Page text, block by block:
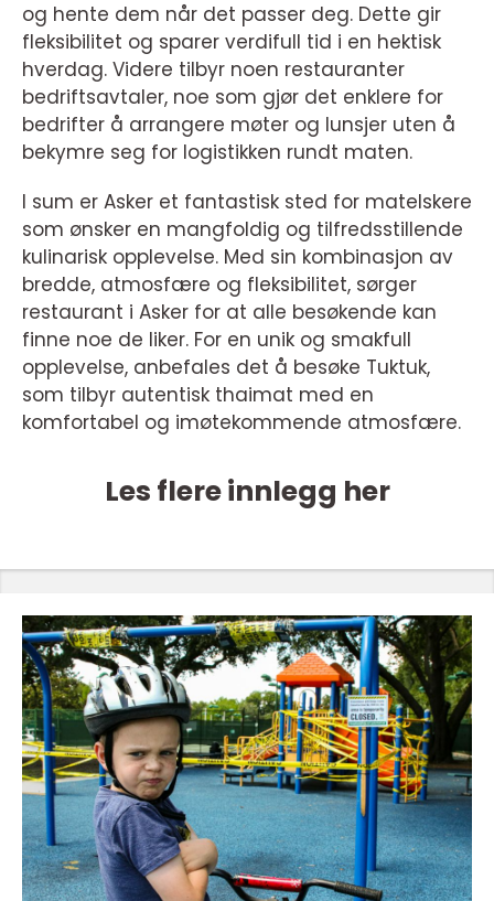
og hente dem når det passer deg. Dette gir
fleksibilitet og sparer verdifull tid i en hektisk
hverdag. Videre tilbyr noen restauranter
bedriftsavtaler, noe som gjør det enklere for
bedrifter å arrangere møter og lunsjer uten å
bekymre seg for logistikken rundt maten.
I sum er Asker et fantastisk sted for matelskere
som ønsker en mangfoldig og tilfredsstillende
kulinarisk opplevelse. Med sin kombinasjon av
bredde, atmosfære og fleksibilitet, sørger
restaurant i Asker for at alle besøkende kan
finne noe de liker. For en unik og smakfull
opplevelse, anbefales det å besøke Tuktuk,
som tilbyr autentisk thaimat med en
komfortabel og imøtekommende atmosfære.
Les flere innlegg her